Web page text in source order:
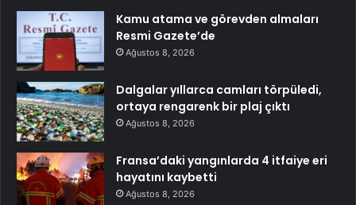
Kamu atama ve görevden almaları
Resmi Gazete’de
Ağustos 8, 2026
Dalgalar yıllarca camları törpüledi,
ortaya rengarenk bir plaj çıktı
Ağustos 8, 2026
Fransa’daki yangınlarda 4 itfaiye eri
hayatını kaybetti
Ağustos 8, 2026